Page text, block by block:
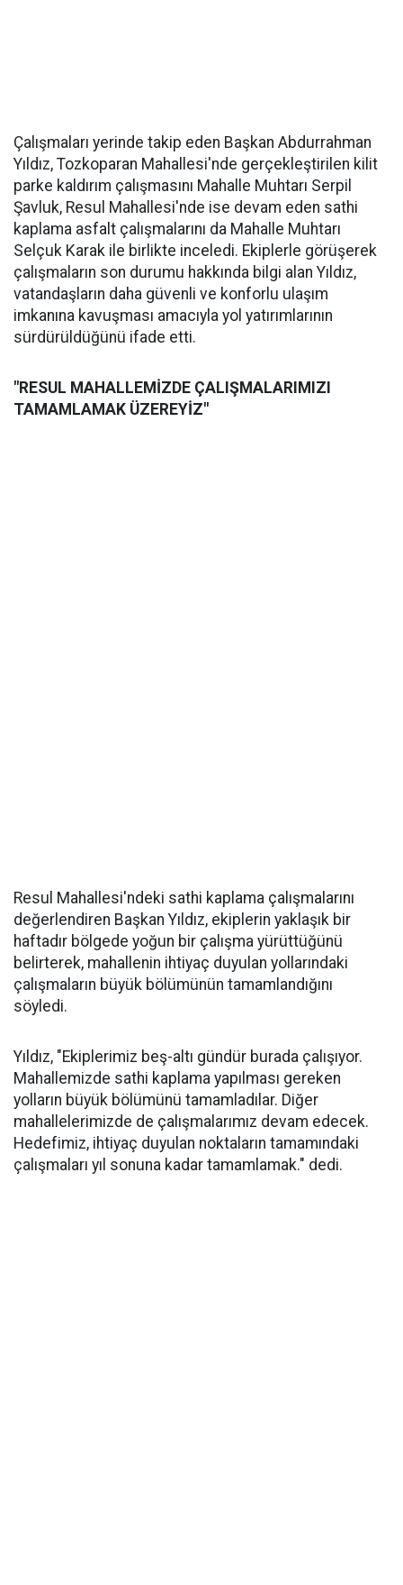
Çalışmaları yerinde takip eden Başkan Abdurrahman
Yıldız, Tozkoparan Mahallesi'nde gerçekleştirilen kilit
parke kaldırım çalışmasını Mahalle Muhtarı Serpil
Şavluk, Resul Mahallesi'nde ise devam eden sathi
kaplama asfalt çalışmalarını da Mahalle Muhtarı
Selçuk Karak ile birlikte inceledi. Ekiplerle görüşerek
çalışmaların son durumu hakkında bilgi alan Yıldız,
vatandaşların daha güvenli ve konforlu ulaşım
imkanına kavuşması amacıyla yol yatırımlarının
sürdürüldüğünü ifade etti.
"RESUL MAHALLEMİZDE ÇALIŞMALARIMIZI
TAMAMLAMAK ÜZEREYİZ"
Resul Mahallesi'ndeki sathi kaplama çalışmalarını
değerlendiren Başkan Yıldız, ekiplerin yaklaşık bir
haftadır bölgede yoğun bir çalışma yürüttüğünü
belirterek, mahallenin ihtiyaç duyulan yollarındaki
çalışmaların büyük bölümünün tamamlandığını
söyledi.
Yıldız, "Ekiplerimiz beş-altı gündür burada çalışıyor.
Mahallemizde sathi kaplama yapılması gereken
yolların büyük bölümünü tamamladılar. Diğer
mahallelerimizde de çalışmalarımız devam edecek.
Hedefimiz, ihtiyaç duyulan noktaların tamamındaki
çalışmaları yıl sonuna kadar tamamlamak." dedi.